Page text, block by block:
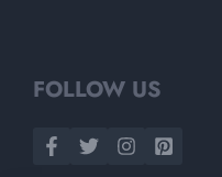
FOLLOW US